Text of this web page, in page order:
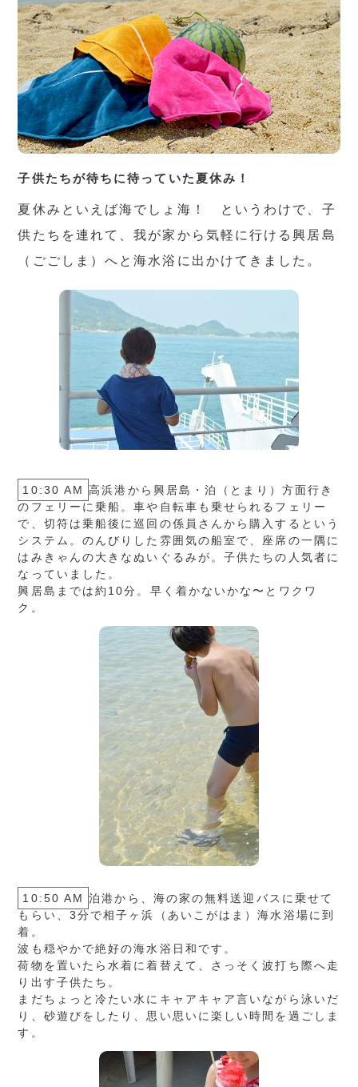
子供たちが待ちに待っていた夏休み！
夏休みといえば海でしょ海！ というわけで、子
供たちを連れて、我が家から気軽に行ける興居島
（ごごしま）へと海水浴に出かけてきました。
10:30 AM 高浜港から興居島・泊（とまり）方面行き
のフェリーに乗船。車や自転車も乗せられるフェリー
で、切符は乗船後に巡回の係員さんから購入するという
システム。のんびりした雰囲気の船室で、座席の一隅に
はみきゃんの大きなぬいぐるみが。子供たちの人気者に
なっていました。
興居島までは約10分。早く着かないかな〜とワクワ
ク。
10:50 AM 泊港から、海の家の無料送迎バスに乗せて
もらい、3分で相子ヶ浜（あいこがはま）海水浴場に到
着。
波も穏やかで絶好の海水浴日和です。
荷物を置いたら水着に着替えて、さっそく波打ち際へ走
り出す子供たち。
まだちょっと冷たい水にキャアキャア言いながら泳いだ
り、砂遊びをしたり、思い思いに楽しい時間を過ごしま
す。